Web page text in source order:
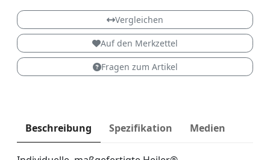
DS15
Vergleichen
Auf den Merkzettel
Fragen zum Artikel
Beschreibung Spezifikation Medien